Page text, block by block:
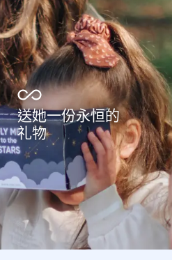
送她一份永恒的
礼物